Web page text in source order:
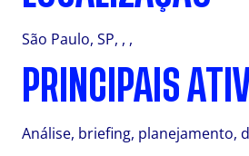
São Paulo, SP, , ,
PRINCIPAIS
Análise, briefing, planejamento,